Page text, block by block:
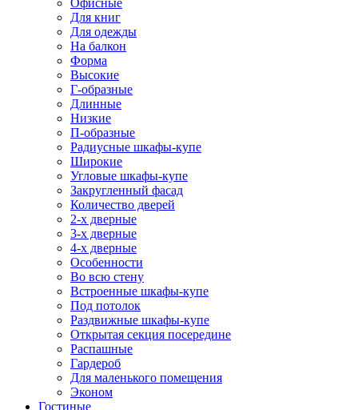
Офисные
Для книг
Для одежды
На балкон
Форма
Высокие
Г-образные
Длинные
Низкие
П-образные
Радиусные шкафы-купе
Широкие
Угловые шкафы-купе
Закругленный фасад
Количество дверей
2-х дверные
3-х дверные
4-х дверные
Особенности
Во всю стену
Встроенные шкафы-купе
Под потолок
Раздвижные шкафы-купе
Открытая секция посередине
Распашные
Гардероб
Для маленького помещения
Эконом
Гостиные